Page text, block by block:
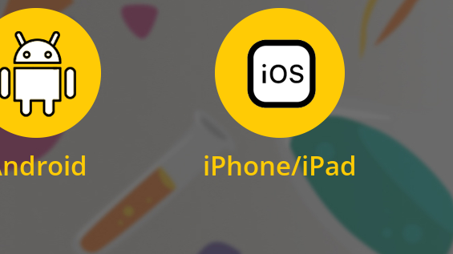
Download
für Android
iPhone/iPad
Zum Download
für iPhone und iPad